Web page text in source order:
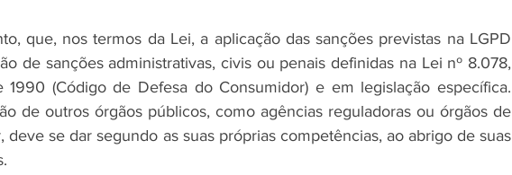
que, nos termos da Lei, a aplicação das sanções previstas na LGPD
de sanções administrativas, civis ou penais definidas na Lei nº 8.078,
1990 (Código de Defesa do Consumidor) e em legislação específica.
de outros órgãos públicos, como agências reguladoras ou órgãos de
deve se dar segundo as suas próprias competências, ao abrigo de suas